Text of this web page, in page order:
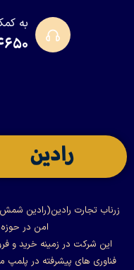
به
امن در
این شرکت در زمینه خرید و
فناوری های پیشرفته در پلمپ